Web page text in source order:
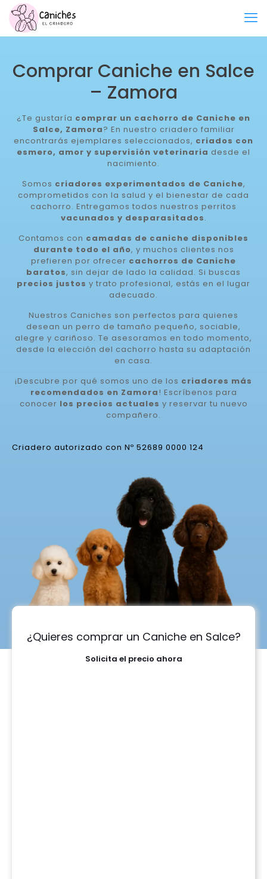
Comprar Caniche en Salce
– Zamora
¿Te gustaría comprar un cachorro de Caniche en
Salce, Zamora? En nuestro criadero familiar
encontrarás ejemplares seleccionados, criados con
esmero, amor y supervisión veterinaria desde el
nacimiento.
Somos criadores experimentados de Caniche,
comprometidos con la salud y el bienestar de cada
cachorro. Entregamos todos nuestros perritos
vacunados y desparasitados.
Contamos con camadas de caniche disponibles
durante todo el año, y muchos clientes nos
prefieren por ofrecer cachorros de Caniche
baratos, sin dejar de lado la calidad. Si buscas
precios justos y trato profesional, estás en el lugar
adecuado.
Nuestros Caniches son perfectos para quienes
desean un perro de tamaño pequeño, sociable,
alegre y cariñoso. Te asesoramos en todo momento,
desde la elección del cachorro hasta su adaptación
en casa.
¡Descubre por qué somos uno de los criadores más
recomendados en Zamora! Escríbenos para
conocer los precios actuales y reservar tu nuevo
compañero.
Criadero autorizado con Nº 52689 0000 124
¿Quieres comprar un Caniche en Salce?
Solicita el precio ahora